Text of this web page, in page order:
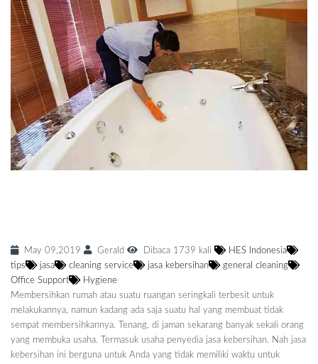
May 09,2019 Gerald Dibaca 1739 kali
HES Indonesia
tips
jasa cleaning service jasa kebersihan
general cleaning
Office Support
Hygiene
Membersihkan rumah atau suatu ruangan seringkali terbesit untuk
melakukannya, namun kadang ada saja suatu hal yang membuat tidak
sempat membersihkannya. Tenang, di jaman sekarang banyak sekali orang
yang membuka usaha. Termasuk usaha penyedia jasa kebersihan. Nah jasa
kebersihan ini berguna untuk Anda yang tidak memiliki waktu untuk